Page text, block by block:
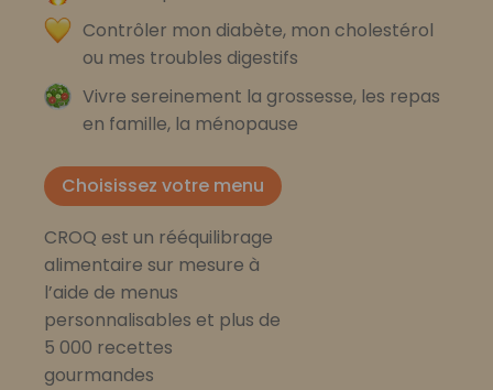
Contrôler mon diabète, mon cholestérol
ou mes troubles digestifs
Vivre sereinement la grossesse, les repas
en famille, la ménopause
Choisissez votre menu
CROQ est un rééquilibrage
alimentaire sur mesure à
l’aide de menus
personnalisables et plus de
5 000 recettes
gourmandes